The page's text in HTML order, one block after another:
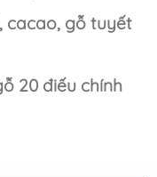
cacao, gỗ tuyết
20 điếu chính
Hộp 20 Điếu Chính Hãng